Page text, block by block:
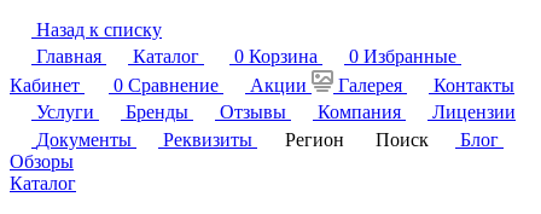
Назад к списку
Главная
Каталог 0 Корзина 0 Избранные
Кабинет
0 Сравнение Акции Галерея
Контакты
Услуги
Бренды Отзывы Компания
Лицензии
Документы
Реквизиты Регион Поиск
Блог
Обзоры
Каталог